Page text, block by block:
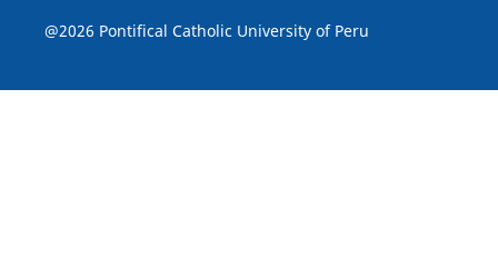
@2026 Pontifical Catholic University of Peru